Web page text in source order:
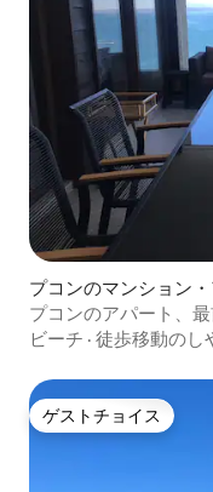
プコンのマンション
プコンのアパート、
ビーチ · 徒歩移動のし
ゲストチョイス
ゲストチョイス